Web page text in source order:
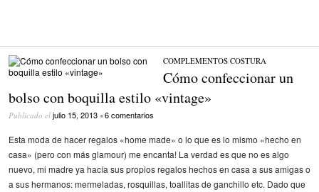
COMPLEMENTOS/COSTURA
Cómo confeccionar un
bolso con boquilla estilo «vintage»
Publicado el julio 15, 2013 •6 comentarios
Esta moda de hacer regalos «home made» o lo que es lo mismo «hecho en
casa» (pero con más glamour) me encanta! La verdad es que no es algo
nuevo, mi madre ya hacía sus propios regalos hechos en casa a sus amigas o
a sus hermanos: mermeladas, rosquillas, toallitas de ganchillo etc. Dado que